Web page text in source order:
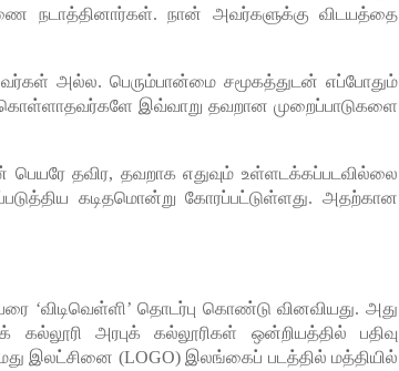
நடாத்தினார்கள். நான் அவர்களுக்கு விடயத்தை
அல்ல. பெரும்பான்மை சமூகத்துடன் எப்போதும்
கொள்ளாதவர்களே இவ்வாறு தவறான முறைப்பாடுகளை
பெயரே தவிர, தவறாக எதுவும் உள்ளடக்கப்படவில்லை
கடிதமொன்று கோரப்பட்டுள்ளது. அதற்கான
‘விடிவெள்ளி’ தொடர்பு கொண்டு வினவியது. அது
கல்லூரி அரபுக் கல்லூரிகள் ஒன்றியத்தில் பதிவு
இலட்சினை (LOGO) இலங்கைப் படத்தில் மத்தியில்